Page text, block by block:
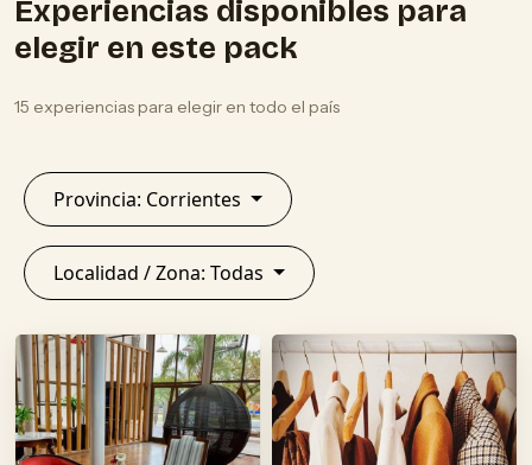
Experiencias disponibles para
elegir en este pack
15 experiencias para elegir en todo el país
Provincia: Corrientes
Localidad / Zona: Todas